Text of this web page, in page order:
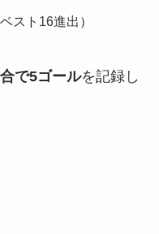
ベスト16進出）
で5ゴールを記録し